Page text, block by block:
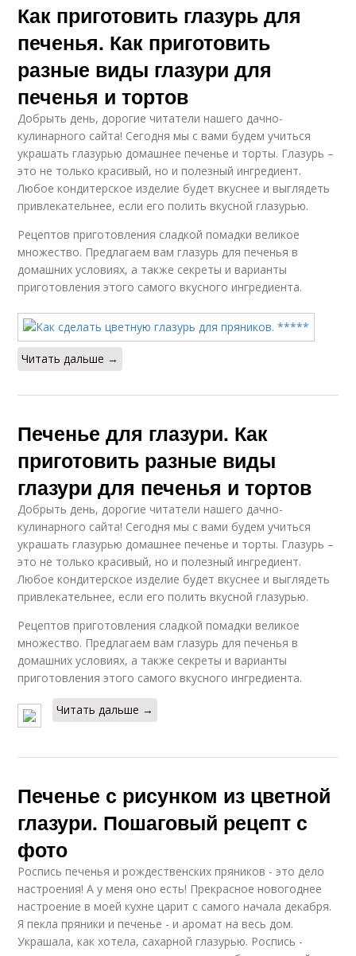
Как приготовить глазурь для
печенья. Как приготовить
разные виды глазури для
печенья и тортов
Добрыть день, дорогие читатели нашего дачно-
кулинарного сайта! Сегодня мы с вами будем учиться
украшать глазурью домашнее печенье и торты. Глазурь –
это не только красивый, но и полезный ингредиент.
Любое кондитерское изделие будет вкуснее и выглядеть
привлекательнее, если его полить вкусной глазурью.
Рецептов приготовления сладкой помадки великое
множество. Предлагаем вам глазурь для печенья в
домашних условиях, а также секреты и варианты
приготовления этого самого вкусного ингредиента.
Читать дальше →
Печенье для глазури. Как
приготовить разные виды
глазури для печенья и тортов
Добрыть день, дорогие читатели нашего дачно-
кулинарного сайта! Сегодня мы с вами будем учиться
украшать глазурью домашнее печенье и торты. Глазурь –
это не только красивый, но и полезный ингредиент.
Любое кондитерское изделие будет вкуснее и выглядеть
привлекательнее, если его полить вкусной глазурью.
Рецептов приготовления сладкой помадки великое
множество. Предлагаем вам глазурь для печенья в
домашних условиях, а также секреты и варианты
приготовления этого самого вкусного ингредиента.
Читать дальше →
Печенье с рисунком из цветной
глазури. Пошаговый рецепт с
фото
Роспись печенья и рождественских пряников - это дело
настроения! А у меня оно есть! Прекрасное новогоднее
настроение в моей кухне царит с самого начала декабря.
Я пекла пряники и печенье - и аромат на весь дом.
Украшала, как хотела, сахарной глазурью. Роспись -